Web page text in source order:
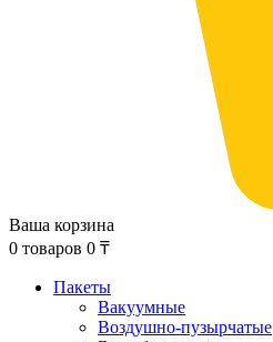
Ваша корзина
0 товаров 0 ₸
Пакеты
Вакуумные
Воздушно-пузырчатые